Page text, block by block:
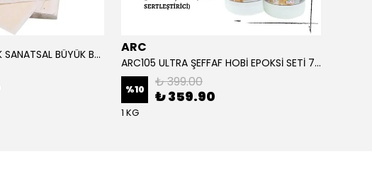
ALTIN YAPRAK VARAK SANATSAL BÜYÜK BOY FOLYO EPOKSİ REÇİNE NAİL ART 90 ADET 14X14 CM ALTIN RENK ARC
ARC105 ULTRA ŞEFFAF HOBİ EPOKSİ SETİ 750 GRAM
%10 ₺ 399.00
₺ 359.90
1 KG